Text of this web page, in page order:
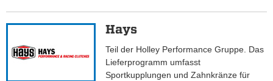
Hays
Teil der Holley Performance Gruppe. Das
Lieferprogramm umfasst
Sportkupplungen und Zahnkränze für